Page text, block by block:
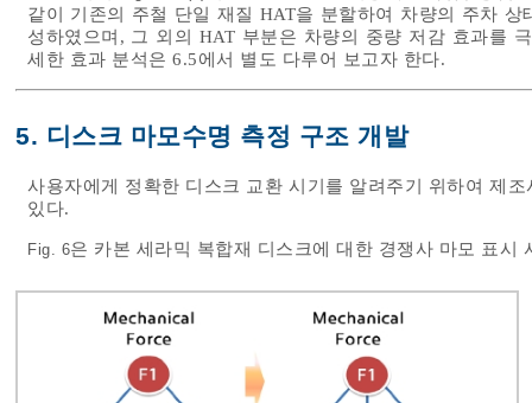
같이 기존의 주철 단일 재질 HAT을 분할하여 차량의 주차
성하였으며, 그 외의 HAT 부분은 차량의 중량 저감 효과를
세한 효과 분석은 6.5에서 별도 다루어 보고자 한다.
5. 디스크 마모수명 측정 구조 개발
사용자에게 정확한 디스크 교환 시기를 알려주기 위하여 제
있다.
Fig. 6은 카본 세라믹 복합재 디스크에 대한 경쟁사 마모 표시